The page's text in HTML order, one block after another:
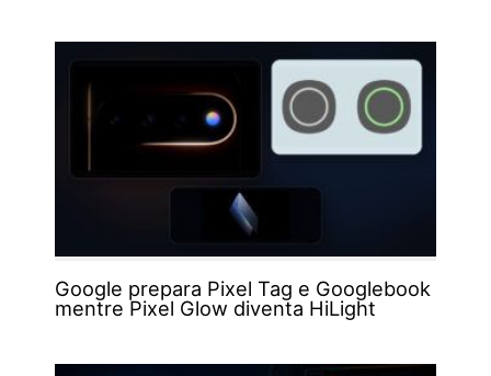
Google prepara Pixel Tag e Googlebook
mentre Pixel Glow diventa HiLight